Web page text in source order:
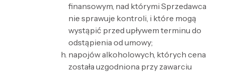
finansowym, nad którymi Sprzedawca
nie sprawuje kontroli, i które mogą
wystąpić przed upływem terminu do
odstąpienia od umowy;
napojów alkoholowych, których cena
została uzgodniona przy zawarciu